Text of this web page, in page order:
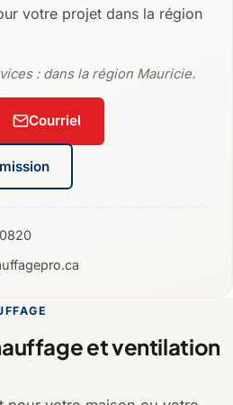
votre projet dans la région
: dans la région Mauricie.
Courriel
et ventilation